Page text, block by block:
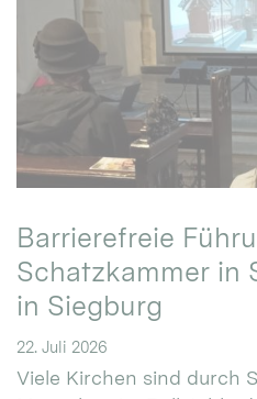
Barrierefreie
Schatzkammer in
in Siegburg
22. Juli 2026
Viele Kirchen sind durch